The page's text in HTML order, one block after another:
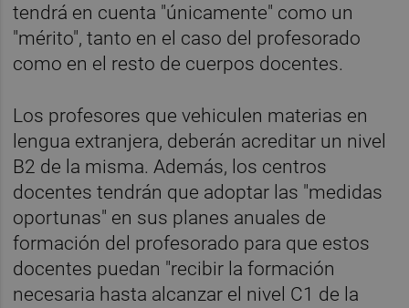
tendrá en cuenta "únicamente" como un
"mérito", tanto en el caso del profesorado
como en el resto de cuerpos docentes.
Los profesores que vehiculen materias en
lengua extranjera, deberán acreditar un nivel
B2 de la misma. Además, los centros
docentes tendrán que adoptar las "medidas
oportunas" en sus planes anuales de
formación del profesorado para que estos
docentes puedan "recibir la formación
necesaria hasta alcanzar el nivel C1 de la